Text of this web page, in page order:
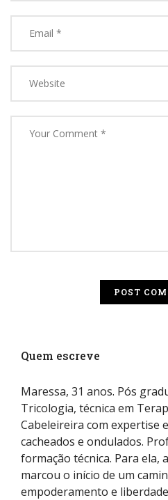
Quem escreve
Maressa, 31 anos. Pós
Tricologia, técnica em
Cabeleireira com expertise
cacheados e ondulados.
formação técnica. Para ela,
marcou o início de um
empoderamento e